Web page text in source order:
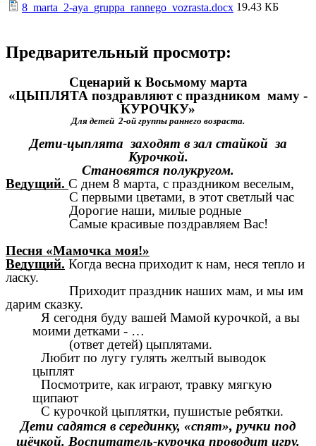
8_marta_2-aya_gruppa_rannego_vozrasta.docx 19.43 КБ
Предварительный просмотр:
Сценарий к Восьмому марта
«ЦЫПЛЯТА поздравляют с праздником маму -
КУРОЧКУ»
Для детей 2-ой группы раннего возраста.
Дети-цыплята заходят в зал стайкой за
Курочкой.
Становятся полукругом.
Ведущий. С днем 8 марта, с праздником веселым,
С первыми цветами, в этот светлый час
Дорогие наши, милые родные
Самые красивые поздравляем Вас!
Песня «Мамочка моя!»
Ведущий. Когда весна приходит к нам, неся тепло и
ласку.
Приходит праздник наших мам, и мы им
дарим сказку.
Я сегодня буду вашей Мамой курочкой, а вы
моими детками - …
(ответ детей) цыплятами.
Любит по лугу гулять желтый выводок
цыплят
Посмотрите, как играют, травку мягкую
щипают
С курочкой цыплятки, пушистые ребятки.
Дети садятся в серединку, «спят», ручки под
щёчкой. Воспитатель-курочка проводит игру.